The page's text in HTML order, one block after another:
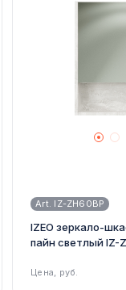
Art. IZ-ZH60BP
IZEO зеркало-
пайн светлый IZ-
Цена, руб.